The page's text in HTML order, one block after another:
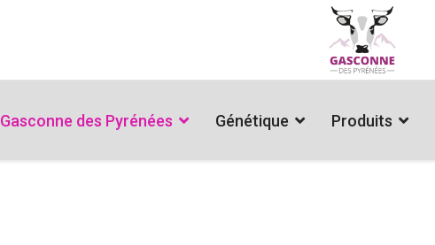
Gasconne des Pyrénées Génétique Produits